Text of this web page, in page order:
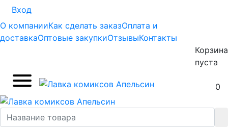
Вход
О компанииКак сделать заказОплата и
доставкаОптовые закупкиОтзывыКонтакты
Корзина
пуста
0